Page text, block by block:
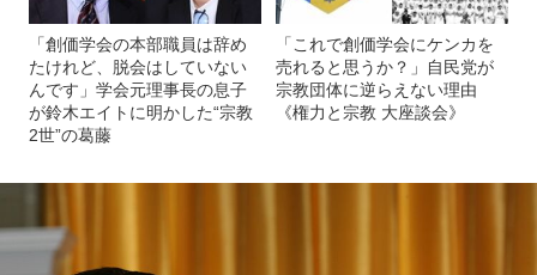
「創価学会の本部職員は辞め
たけれど、脱会はしていない
んです」学会元理事長の息子
が鈴木エイトに明かした“宗教
2世”の葛藤
「これで創価学会にケンカを
売れると思うか？」自民党が
宗教団体に逆らえない理由
《権力と宗教 大座談会》